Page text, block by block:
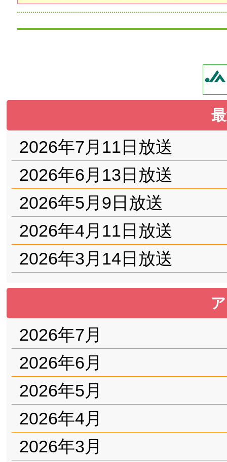
2026年7月11日放送
2026年6月13日放送
2026年5月9日放送
2026年4月11日放送
2026年3月14日放送
2026年7月
2026年6月
2026年5月
2026年4月
2026年3月